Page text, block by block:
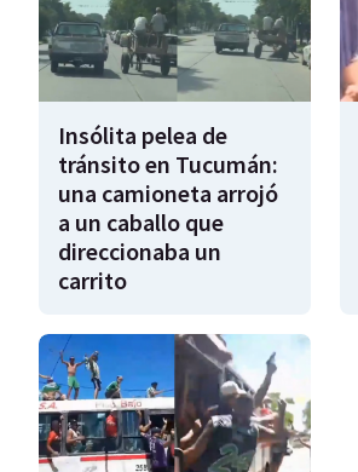
Insólita pelea de
tránsito en Tucumán:
una camioneta arrojó
a un caballo que
direccionaba un
carrito